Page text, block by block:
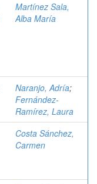
Martínez Sala,
Alba María
Naranjo, Adría;
Fernández-
Ramírez, Laura
Costa Sánchez,
Carmen